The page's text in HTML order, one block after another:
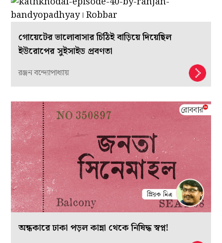
গোয়েটের ভালোবাসার চিঠিই বাড়িয়ে দিয়েছিল
ইউরোপের সুইসাইড প্রবণতা
রঞ্জন বন্দ্যোপাধ্যায়
অন্ধকারে ঢাকা পড়ল কান্না থেকে নিষিদ্ধ স্বপ্ন!